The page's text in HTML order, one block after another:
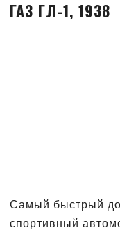
ГАЗ ГЛ-1, 1938
Самый быстрый
спортивный